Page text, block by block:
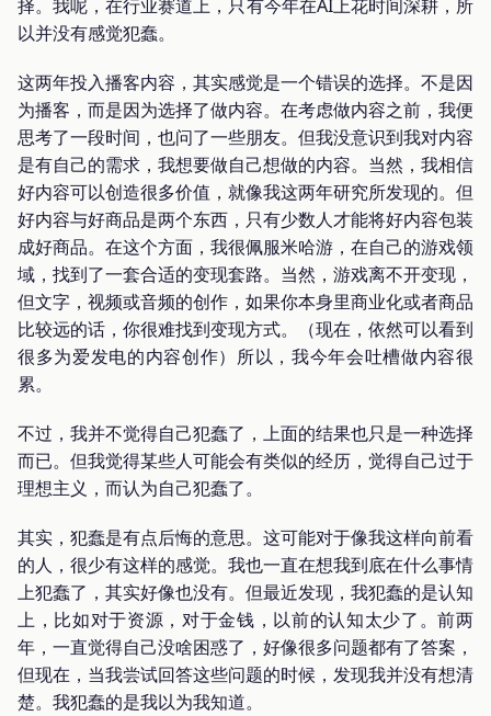
择。我呢，在行业赛道上，只有今年在AI上花时间深耕，所
以并没有感觉犯蠢。
这两年投入播客内容，其实感觉是一个错误的选择。不是因
为播客，而是因为选择了做内容。在考虑做内容之前，我便
思考了一段时间，也问了一些朋友。但我没意识到我对内容
是有自己的需求，我想要做自己想做的内容。当然，我相信
好内容可以创造很多价值，就像我这两年研究所发现的。但
好内容与好商品是两个东西，只有少数人才能将好内容包装
成好商品。在这个方面，我很佩服米哈游，在自己的游戏领
域，找到了一套合适的变现套路。当然，游戏离不开变现，
但文字，视频或音频的创作，如果你本身里商业化或者商品
比较远的话，你很难找到变现方式。（现在，依然可以看到
很多为爱发电的内容创作）所以，我今年会吐槽做内容很
累。
不过，我并不觉得自己犯蠢了，上面的结果也只是一种选择
而已。但我觉得某些人可能会有类似的经历，觉得自己过于
理想主义，而认为自己犯蠢了。
其实，犯蠢是有点后悔的意思。这可能对于像我这样向前看
的人，很少有这样的感觉。我也一直在想我到底在什么事情
上犯蠢了，其实好像也没有。但最近发现，我犯蠢的是认知
上，比如对于资源，对于金钱，以前的认知太少了。前两
年，一直觉得自己没啥困惑了，好像很多问题都有了答案，
但现在，当我尝试回答这些问题的时候，发现我并没有想清
楚。我犯蠢的是我以为我知道。